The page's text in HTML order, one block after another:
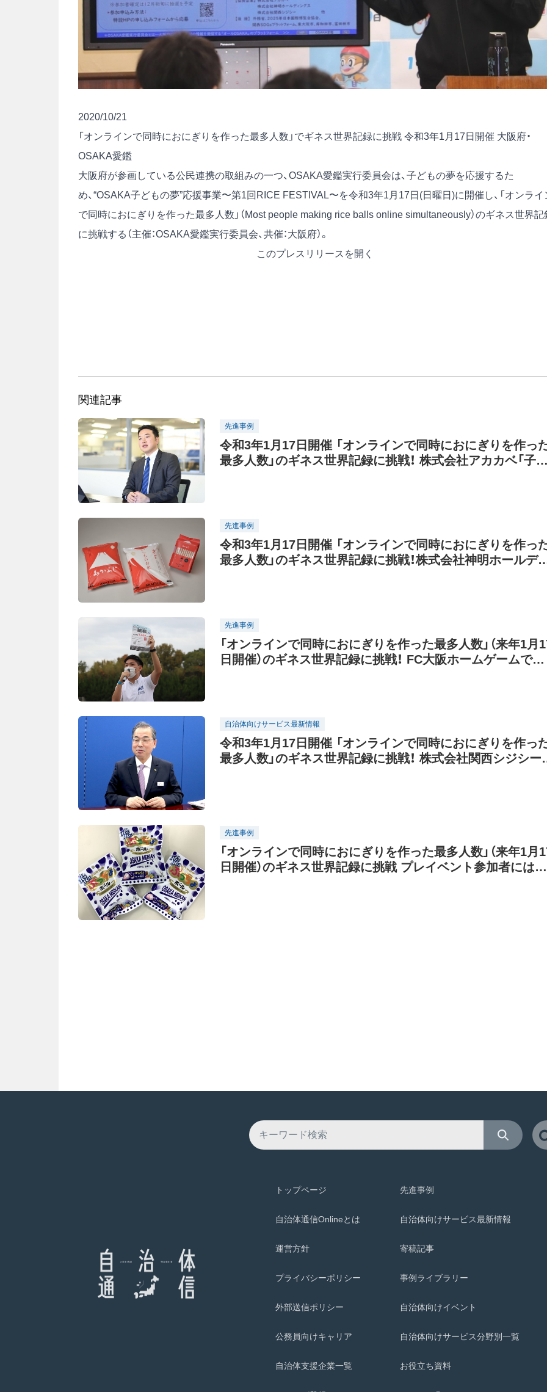
2020/10/21
「オンラインで同時におにぎりを作った最多人数」でギネス世界記録に挑戦 令和3年1月17日開催 大阪府・
OSAKA愛鑑
大阪府が参画している公民連携の取組みの一つ、OSAKA愛鑑実行委員会は、子どもの夢を応援するた
め、“OSAKA子どもの夢”応援事業〜第1回RICE FESTIVAL〜を令和3年1月17日(日曜日)に開催し、「オンライ
で同時におにぎりを作った最多人数」（Most people making rice balls online simultaneously）のギネス世界記
に挑戦する（主催：OSAKA愛鑑実行委員会、共催：大阪府）。
このプレスリリースを開く
関連記事
先進事例
令和3年1月17日開催 「オンラインで同時におにぎりを作っ
最多人数」のギネス世界記録に挑戦！ 株式会社アカカベ「子
先進事例
令和3年1月17日開催 「オンラインで同時におにぎりを作っ
最多人数」のギネス世界記録に挑戦！株式会社神明ホールデ
先進事例
「オンラインで同時におにぎりを作った最多人数」（来年1月
日開催）のギネス世界記録に挑戦！ FC大阪ホームゲームで参
自治体向けサービス最新情報
令和3年1月17日開催 「オンラインで同時におにぎりを作っ
最多人数」のギネス世界記録に挑戦！ 株式会社関西シジシー
先進事例
「オンラインで同時におにぎりを作った最多人数」（来年1月
日開催）のギネス世界記録に挑戦 プレイベント参加者には
トップページ
自治体通信Onlineとは
運営方針
プライバシーポリシー
外部送信ポリシー
公務員向けキャリア
自治体支援企業一覧
先進事例
自治体向けサービス最新情報
寄稿記事
事例ライブラリー
自治体向けイベント
自治体向けサービス分野別一覧
お役立ち資料